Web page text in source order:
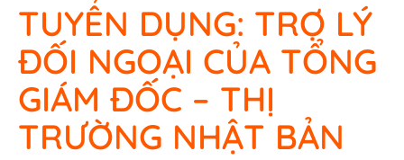
TUYỂN DỤNG: TRỢ LÝ
ĐỐI NGOẠI CỦA TỔNG
GIÁM ĐỐC – THỊ
TRƯỜNG NHẬT BẢN